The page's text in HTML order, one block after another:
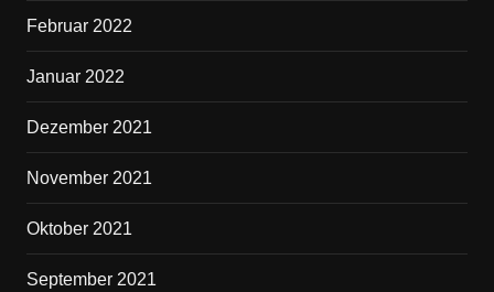
Februar 2022
Januar 2022
Dezember 2021
November 2021
Oktober 2021
September 2021